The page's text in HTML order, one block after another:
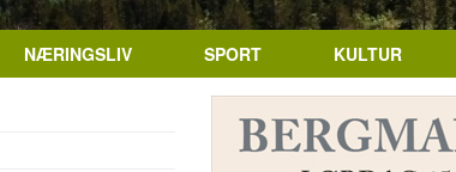
NÆRINGSLIV SPORT KULTUR